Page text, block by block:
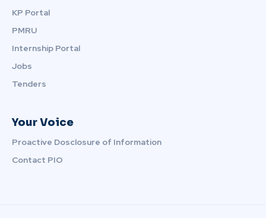
KP Portal
PMRU
Internship Portal
Jobs
Tenders
Your Voice
Proactive Dosclosure of Information
Contact PIO